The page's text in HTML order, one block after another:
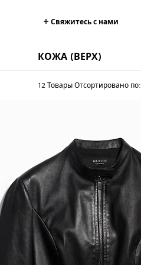
Свяжитесь с нами
КОЖА (ВЕРХ)
12 Товары Отсортировано по: